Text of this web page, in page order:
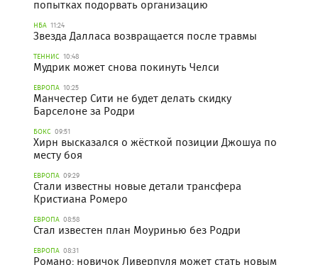
попытках подорвать организацию
НБА 11:24
Звезда Далласа возвращается после травмы
ТЕННИС 10:48
Мудрик может снова покинуть Челси
ЕВРОПА 10:25
Манчестер Сити не будет делать скидку
Барселоне за Родри
БОКС 09:51
Хирн высказался о жёсткой позиции Джошуа по
месту боя
ЕВРОПА 09:29
Стали известны новые детали трансфера
Кристиана Ромеро
ЕВРОПА 08:58
Стал известен план Моуринью без Родри
ЕВРОПА 08:31
Романо: новичок Ливерпуля может стать новым